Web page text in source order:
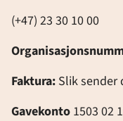
(+47) 23 30 10 00
Faktura: Slik
Gavekonto 1503 02